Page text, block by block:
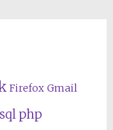
Firefox Gmail
php